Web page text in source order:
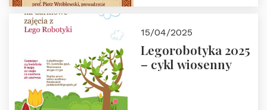
Trójmorza.
15/04/2025
Legorobotyka 2025
– cykl wiosenny